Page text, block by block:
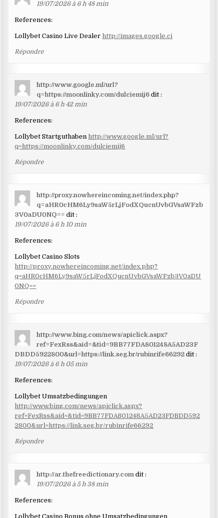
19/07/2026 à 6 h 48 min
References:
Lollybet Casino Live Dealerhttp://images.google.ci
Répondre
http://www.google.ml/url?
q=https://moonlinky.com/dulciemij6 dit :
19/07/2026 à 6 h 42 min
References:
Lollybet Startguthaben http://www.google.ml/url?
q=https://moonlinky.com/dulciemij6
Répondre
http://proxy.nowhereincoming.net/index.php?
q=aHR0cHM6Ly9saW5rLjFodXQucnUvbGVsaWFzb
3V0aDU0NQ== dit :
19/07/2026 à 6 h 10 min
References:
Lollybet Casino Slots
http://proxy.nowhereincoming.net/index.php?
q=aHR0cHM6Ly9saW5rLjFodXQucnUvbGVsaWFzb3V0aDU
0NQ==
Répondre
http://www.bing.com/news/apiclick.aspx?
ref=FexRss&aid=&tid=9BB77FDA801248A5AD23F
DBDD5922800&url=https://link.seg.br/rubinrife66292 dit :
19/07/2026 à 6 h 05 min
References:
Lollybet Umsatzbedingungen
http://www.bing.com/news/apiclick.aspx?
ref=FexRss&aid=&tid=9BB77FDA801248A5AD23FDBDD592
2800&url=https://link.seg.br/rubinrife66292
Répondre
http://ar.thefreedictionary.com dit :
19/07/2026 à 5 h 38 min
References:
Lollybet Casino Bonus ohne Umsatzbedingungen